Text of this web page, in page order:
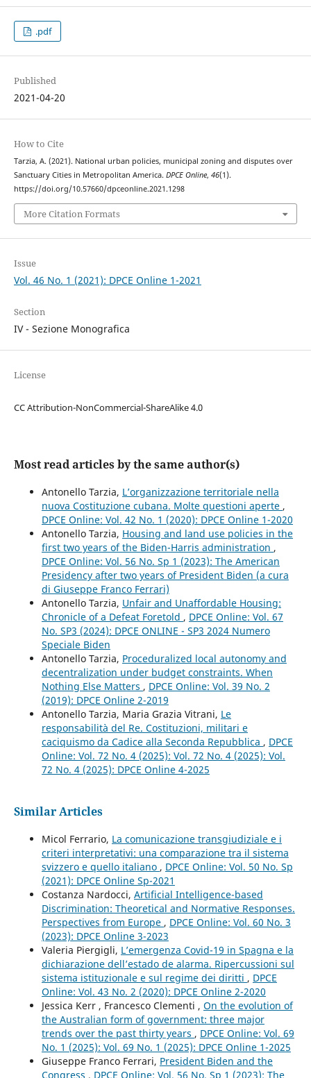
.pdf
Published
2021-04-20
How to Cite
Tarzia, A. (2021). National urban policies, municipal zoning and disputes over
Sanctuary Cities in Metropolitan America. DPCE Online, 46(1).
https://doi.org/10.57660/dpceonline.2021.1298
More Citation Formats
Issue
Vol. 46 No. 1 (2021): DPCE Online 1-2021
Section
IV - Sezione Monografica
License
CC Attribution-NonCommercial-ShareAlike 4.0
Most read articles by the same author(s)
Antonello Tarzia, L’organizzazione territoriale nella
nuova Costituzione cubana. Molte questioni aperte ,
DPCE Online: Vol. 42 No. 1 (2020): DPCE Online 1-2020
Antonello Tarzia, Housing and land use policies in the
first two years of the Biden-Harris administration ,
DPCE Online: Vol. 56 No. Sp 1 (2023): The American
Presidency after two years of President Biden (a cura
di Giuseppe Franco Ferrari)
Antonello Tarzia, Unfair and Unaffordable Housing:
Chronicle of a Defeat Foretold , DPCE Online: Vol. 67
No. SP3 (2024): DPCE ONLINE - SP3 2024 Numero
Speciale Biden
Antonello Tarzia, Proceduralized local autonomy and
decentralization under budget constraints. When
Nothing Else Matters , DPCE Online: Vol. 39 No. 2
(2019): DPCE Online 2-2019
Antonello Tarzia, Maria Grazia Vitrani, Le
responsabilità del Re. Costituzioni, militari e
caciquismo da Cadice alla Seconda Repubblica , DPCE
Online: Vol. 72 No. 4 (2025): Vol. 72 No. 4 (2025): Vol.
72 No. 4 (2025): DPCE Online 4-2025
Similar Articles
Micol Ferrario, La comunicazione transgiudiziale e i
criteri interpretativi: una comparazione tra il sistema
svizzero e quello italiano , DPCE Online: Vol. 50 No. Sp
(2021): DPCE Online Sp-2021
Costanza Nardocci, Artificial Intelligence-based
Discrimination: Theoretical and Normative Responses.
Perspectives from Europe , DPCE Online: Vol. 60 No. 3
(2023): DPCE Online 3-2023
Valeria Piergigli, L’emergenza Covid-19 in Spagna e la
dichiarazione dell’estado de alarma. Ripercussioni sul
sistema istituzionale e sul regime dei diritti , DPCE
Online: Vol. 43 No. 2 (2020): DPCE Online 2-2020
Jessica Kerr , Francesco Clementi , On the evolution of
the Australian form of government: three major
trends over the past thirty years , DPCE Online: Vol. 69
No. 1 (2025): Vol. 69 No. 1 (2025): DPCE Online 1-2025
Giuseppe Franco Ferrari, President Biden and the
Congress , DPCE Online: Vol. 56 No. Sp 1 (2023): The